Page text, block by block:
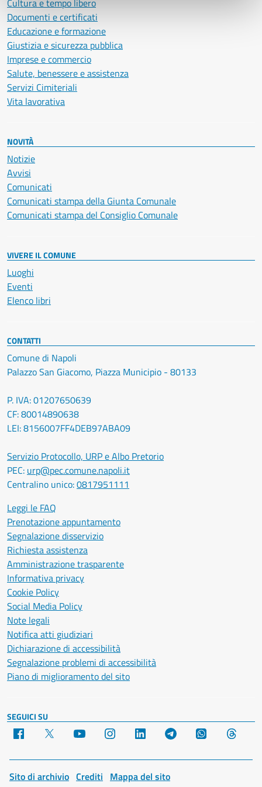
Cultura e tempo libero
Documenti e certificati
Educazione e formazione
Giustizia e sicurezza pubblica
Imprese e commercio
Salute, benessere e assistenza
Servizi Cimiteriali
Vita lavorativa
NOVITÀ
Notizie
Avvisi
Comunicati
Comunicati stampa della Giunta Comunale
Comunicati stampa del Consiglio Comunale
VIVERE IL COMUNE
Luoghi
Eventi
Elenco libri
CONTATTI
Comune di Napoli
Palazzo San Giacomo, Piazza Municipio - 80133
P. IVA: 01207650639
CF: 80014890638
LEI: 8156007FF4DEB97ABA09
Servizio Protocollo, URP e Albo Pretorio
PEC: urp@pec.comune.napoli.it
Centralino unico:0817951111
Leggi le FAQ
Prenotazione appuntamento
Segnalazione disservizio
Richiesta assistenza
Amministrazione trasparente
Informativa privacy
Cookie Policy
Social Media Policy
Note legali
Notifica atti giudiziari
Dichiarazione di accessibilità
Segnalazione problemi di accessibilità
Piano di miglioramento del sito
SEGUICI SU
Facebook YouTube Instagram LinkedIn Telegram WhatsApp
Sito di archivio Crediti Mappa del sito